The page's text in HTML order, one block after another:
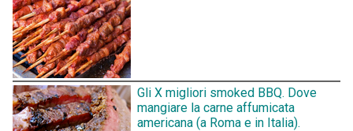
Gli X migliori smoked BBQ. Dove
mangiare la carne affumicata
americana (a Roma e in Italia).